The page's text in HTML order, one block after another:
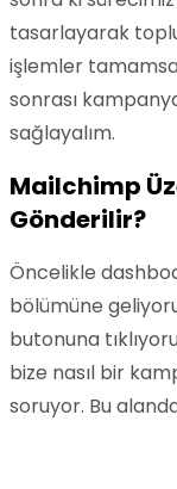
tasarlayarak
işlemler
sonrası
sağlayalım.
Mailchimp
Gönderilir?
Öncelikle
bölümüne
butonuna
bize nasıl bir
soruyor. Bu